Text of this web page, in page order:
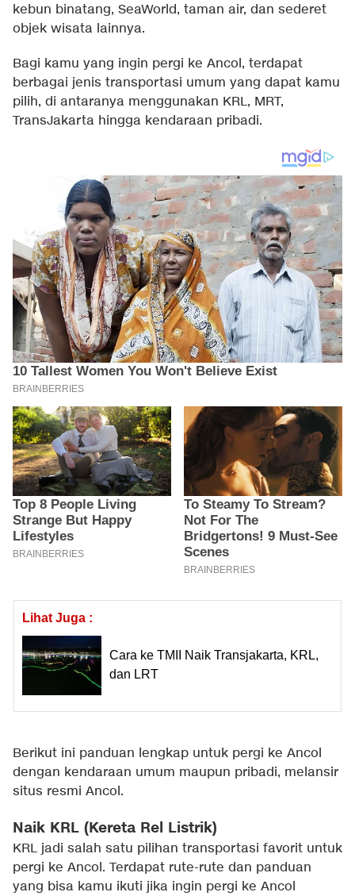
kebun binatang, SeaWorld, taman air, dan sederet
objek wisata lainnya.
Bagi kamu yang ingin pergi ke Ancol, terdapat
berbagai jenis transportasi umum yang dapat kamu
pilih, di antaranya menggunakan KRL, MRT,
TransJakarta hingga kendaraan pribadi.
Lihat Juga :
Cara ke TMII Naik Transjakarta, KRL,
dan LRT
Berikut ini panduan lengkap untuk pergi ke Ancol
dengan kendaraan umum maupun pribadi, melansir
situs resmi Ancol.
Naik KRL (Kereta Rel Listrik)
KRL jadi salah satu pilihan transportasi favorit untuk
pergi ke Ancol. Terdapat rute-rute dan panduan
yang bisa kamu ikuti jika ingin pergi ke Ancol